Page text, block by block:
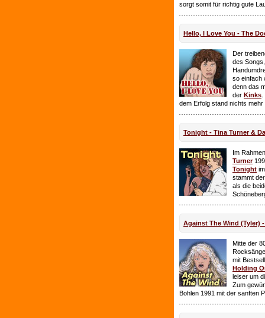
sorgt somit für richtig gute
Hello, I Love You - The
Der
des
so einfach
denn das
der Kinks
dem Erfolg stand nichts mehr
Tonight - Tina Turner &
Im
Turner
Tonight
stammt
als die
Against The Wind (Tyler)
Mitte der
mit
Holding
leiser um
Zum
Bohlen 1991 mit der sanften